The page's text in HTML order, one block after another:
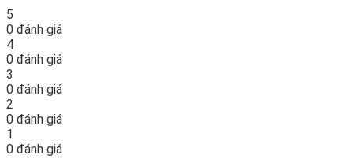
5
0 đánh giá
4
0 đánh giá
3
0 đánh giá
2
0 đánh giá
1
0 đánh giá